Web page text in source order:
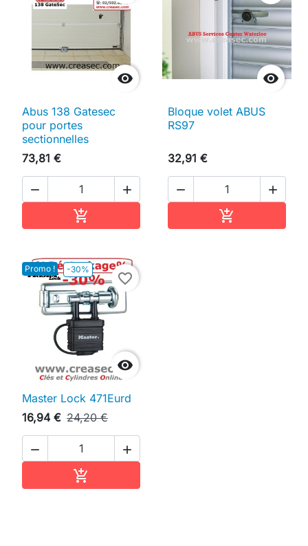

Abus 138 Gatesec
pour portes
sectionnelles
73,81 €
 


Bloque volet ABUS
RS97
32,91 €
 

Promo ! -30%

favorite_border
Master Lock 471Eurd
16,94 € 24,20 €
 
